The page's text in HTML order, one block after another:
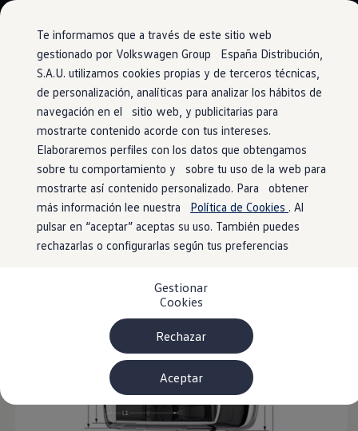
Te informamos que a través de este sitio web
gestionado por Volkswagen Group España Distribución,
S.A.U. utilizamos cookies propias y de terceros técnicas,
de personalización, analíticas para analizar los hábitos de
navegación en el sitio web, y publicitarias para
mostrarte contenido acorde con tus intereses.
Elaboraremos perfiles con los datos que obtengamos
sobre tu comportamiento y sobre tu uso de la web para
mostrarte así contenido personalizado. Para obtener
más información lee nuestra Política de Cookies . Al
pulsar en “aceptar” aceptas su uso. También puedes
rechazarlas o configurarlas según tus preferencias
Aceptar
Rechazar
Gestionar
Cookies
Ir
directamente
al contenido
Ir
directamente
al pie de
página
Conoce todos los modelos
Configura todos los modelos
Ver todos los modelos
Ver todos los modelos
Volkswagen Carrozados
Campers
Ofertas y stock
Ofertas para profesionales
Volkswagen nuevo en stock
Volkswagen de ocasión en stock
Ofertas para particulares
Volkswagen nuevo en stock
Volkswagen de ocasión
Eléctricos e híbridos
Simulador de autonomía
Simulador de carga
Ventajas para profesionales
Ventajas para particulares
Profesionales
My Leasing
Financiación Estándar
Financiación para Volkswagen de ocasión
Seguros
Volkswagen 4Business
My Renting
Datos técnicos
Dimensiones, peso,
carga, etc.